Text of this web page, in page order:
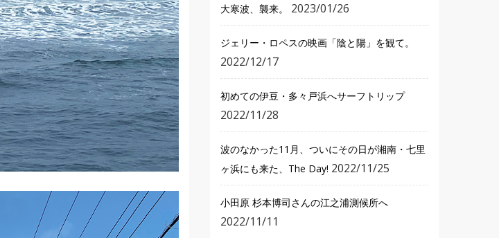
大寒波、襲来。 2023/01/26
ジェリー・ロペスの映画「陰と陽」を観て。
2022/12/17
初めての伊豆・多々戸浜へサーフトリップ
2022/11/28
波のなかった11月、ついにその日が湘南・七里
ヶ浜にも来た、The Day! 2022/11/25
小田原 杉本博司さんの江之浦測候所へ
2022/11/11